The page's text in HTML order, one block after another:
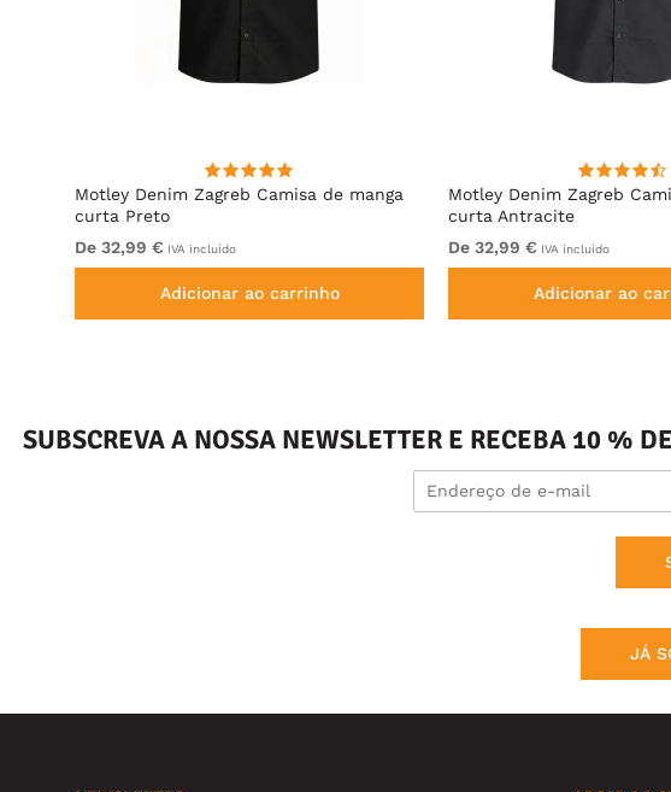
Motley Denim Zagreb Camisa de manga
curta Preto
De 32,99 € IVA incluído
Adicionar ao carrinho
Motley Denim Zagreb
curta Antracite
De 32,99 € IVA incluído
Adicionar ao
SUBSCREVA A NOSSA NEWSLETTER E RECEBA 10 %
JÁ